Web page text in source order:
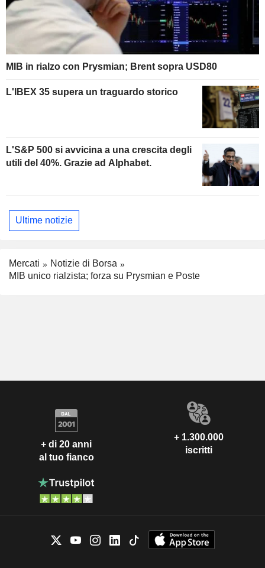
MIB in rialzo con Prysmian; Brent sopra USD80
L'IBEX 35 supera un traguardo storico
L'S&P 500 si avvicina a una crescita degli
utili del 40%. Grazie ad Alphabet.
Ultime notizie
Mercati
Notizie di Borsa
MIB unico rialzista; forza su Prysmian e Poste
+ di 20 anni
al tuo fianco
+ 1.300.000
iscritti